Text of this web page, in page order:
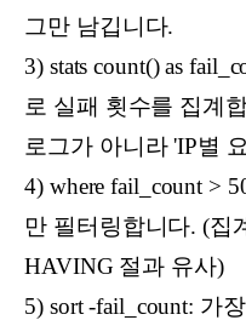
그만 남깁니다.
3) stats count() as
로 실패 횟수를 집계
로그가 아니라 'IP별
4) where fail_count >
만 필터링합니다. (집
HAVING 절과 유사)
5) sort -fail_count: 가